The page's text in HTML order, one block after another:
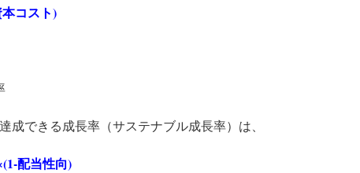
コスト)
成できる成長率（サステナブル成長率）は、
配当性向)